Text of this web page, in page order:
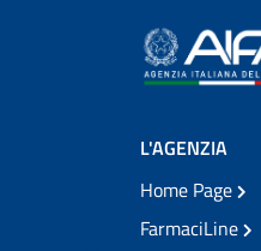
L'AGENZIA
Home Page
FarmaciLine